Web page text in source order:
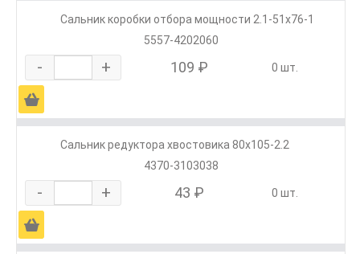
Сальник коробки отбора мощности 2.1-51х76-1
5557-4202060
- + 109 ₽ 0 шт.
Ä
Сальник редуктора хвостовика 80х105-2.2
4370-3103038
- + 43 ₽ 0 шт.
Ä